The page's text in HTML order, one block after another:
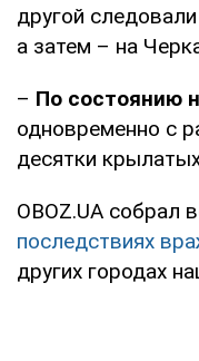
другой
а затем – на
– По состоянию
одновременно с
десятки
OBOZ.UA собрал
последствиях
других городах